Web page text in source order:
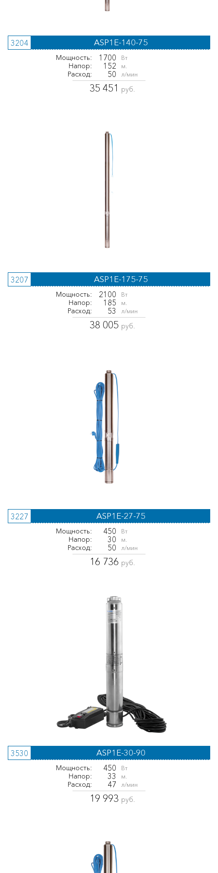
3204 ASP1E-140-75
Мощность: 1700 Вт
Напор: 152 м.
Расход: 50 л/мин
35 451 руб.
3207 ASP1E-175-75
Мощность: 2100 Вт
Напор: 185 м.
Расход: 53 л/мин
38 005 руб.
3227 ASP1E-27-75
Мощность: 450 Вт
Напор: 30 м.
Расход: 50 л/мин
16 736 руб.
3530 ASP1E-30-90
Мощность: 450 Вт
Напор: 33 м.
Расход: 47 л/мин
19 993 руб.